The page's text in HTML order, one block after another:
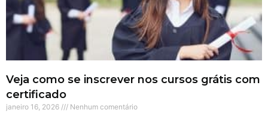
Veja como se inscrever nos cursos grátis com
certificado
janeiro 16, 2026 Nenhum comentário